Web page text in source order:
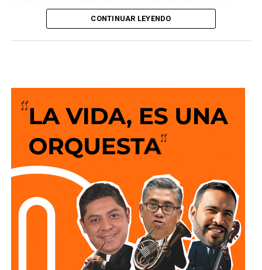
presidenta hizo un llamado a que quienes ejercen el
periodismo actúen con ética y apego a la verdad.
desinformación sin convertir una regulación de los
medios en una herramienta para limitar la libertad de
expresión?
En ese contexto, la senadora Ruth González fue
cuestionada sobre si consideraba necesaria alguna
regulación que contribuyera a fortalecer el ejercicio
periodístico.
Su respuesta fue breve y se centró en la responsabilidad
individual de quienes ejercen la profesión.
“Yo creo que el periodismo siempre se tiene que
CONTINUAR LEYENDO